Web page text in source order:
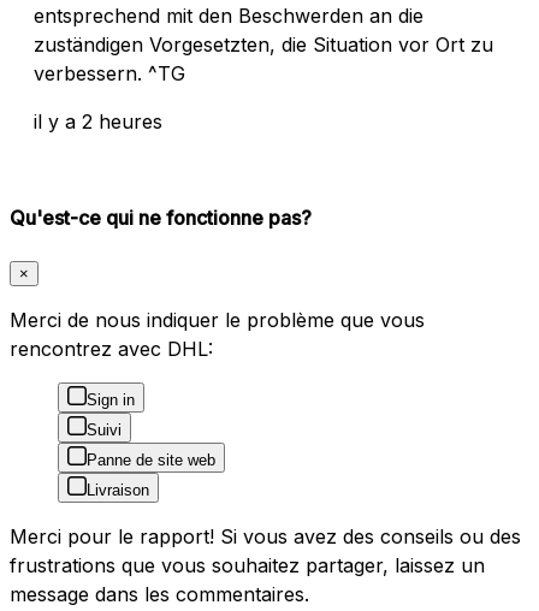
entsprechend mit den Beschwerden an die
zuständigen Vorgesetzten, die Situation vor Ort zu
verbessern. ^TG
il y a 2 heures
Qu'est-ce qui ne fonctionne pas?
×
Merci de nous indiquer le problème que vous
rencontrez avec DHL:
Sign in
Suivi
Panne de site web
Livraison
Merci pour le rapport! Si vous avez des conseils ou des
frustrations que vous souhaitez partager, laissez un
message dans les commentaires.